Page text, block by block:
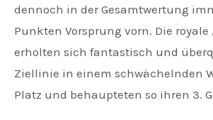
dennoch in der Gesamtwertung
Punkten Vorsprung vorn. Die royale
erholten sich fantastisch und
Ziellinie in einem schwächelnden
Platz und behaupteten so ihren 3.